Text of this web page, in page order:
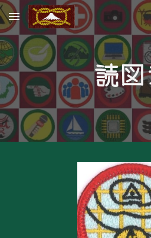
Skip to main content
読